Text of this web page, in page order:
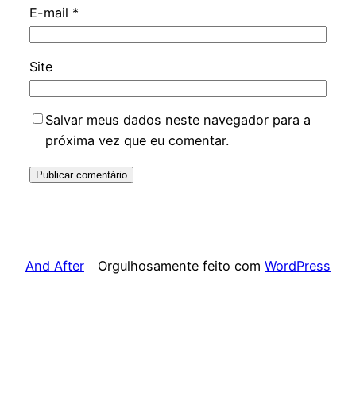
E-mail *
Site
Salvar meus dados neste navegador para a
próxima vez que eu comentar.
And After Orgulhosamente feito com WordPress